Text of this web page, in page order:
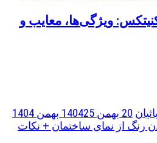
ویژگی‌ها، معایب و
20 بهمن 1404 25 بهمن 1404